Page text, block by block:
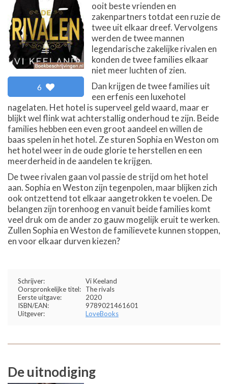
6
ooit beste vrienden en
zakenpartners totdat een ruzie de
twee uit elkaar dreef. Vervolgens
werden de twee mannen
legendarische zakelijke rivalen en
konden de twee families elkaar
niet meer luchten of zien.
Dan krijgen de twee families uit
een erfenis een luxehotel
nagelaten. Het hotel is superveel geld waard, maar er
blijkt wel flink wat achterstallig onderhoud te zijn. Beide
families hebben een even groot aandeel en willen de
baas spelen in het hotel. Ze sturen Sophia en Weston om
het hotel weer in de oude glorie te herstellen en een
meerderheid in de aandelen te krijgen.
De twee rivalen gaan vol passie de strijd om het hotel
aan. Sophia en Weston zijn tegenpolen, maar blijken zich
ook ontzettend tot elkaar aangetrokken te voelen. De
belangen zijn torenhoog en vanuit beide families komt
veel druk om de ander zo gauw mogelijk eruit te werken.
Zullen Sophia en Weston de familievete kunnen stoppen,
en voor elkaar durven kiezen?
Schrijver:
Vi Keeland
Oorspronkelijke titel:
The rivals
Eerste uitgave:
2020
ISBN/EAN:
9789021461601
Uitgever:
LoveBooks
De uitnodiging